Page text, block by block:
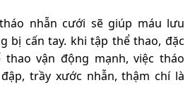
nhẫn cưới sẽ giúp máu lưu
bị cấn tay. khi tập thể thao, đặc
vận động mạnh, việc tháo
trầy xước nhẫn, thậm chí là